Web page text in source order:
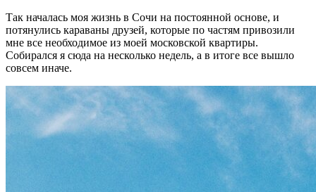
Так началась моя жизнь в Сочи на постоянной основе, и
потянулись караваны друзей, которые по частям привозили
мне все необходимое из моей московской квартиры.
Собирался я сюда на несколько недель, а в итоге все вышло
совсем иначе.